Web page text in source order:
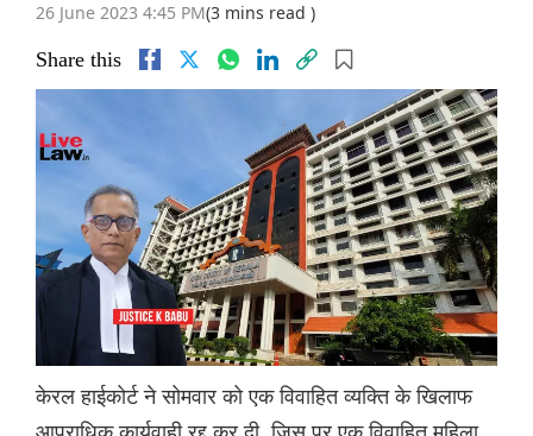
26 June 2023 4:45 PM(3 mins read )
Share this
केरल हाईकोर्ट ने सोमवार को एक विवाहित व्यक्ति के खिलाफ